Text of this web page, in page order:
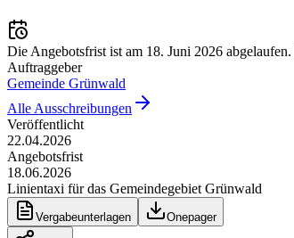
Die Angebotsfrist ist am 18. Juni 2026 abgelaufen.
Auftraggeber
Gemeinde Grünwald
Alle Ausschreibungen
Veröffentlicht
22.04.2026
Angebotsfrist
18.06.2026
Linientaxi für das Gemeindegebiet Grünwald
Vergabeunterlagen Onepager